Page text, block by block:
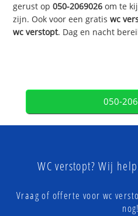
gerust op050-2069026 om te
zijn. Ook voor een gratiswc
wc verstopt. Dag en nacht
050-
WC verstopt? Wij
Vraag of offerte voor wc
nog!